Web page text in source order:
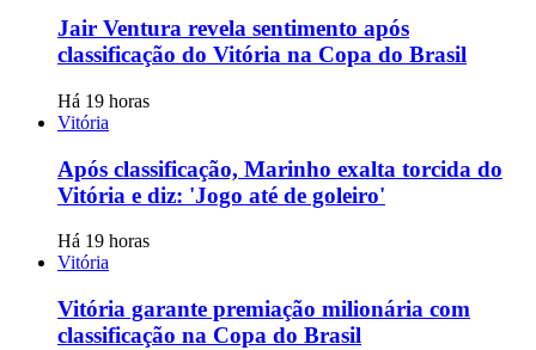
Jair Ventura revela sentimento após
classificação do Vitória na Copa do Brasil
Há 19 horas
Vitória
Após classificação, Marinho exalta torcida do
Vitória e diz: 'Jogo até de goleiro'
Há 19 horas
Vitória
Vitória garante premiação milionária com
classificação na Copa do Brasil